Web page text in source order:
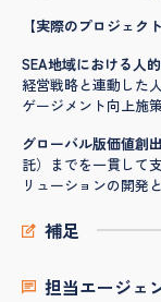
【実際のプロジェク
SEA地域における人
経営戦略と連動した
ゲージメント向上施
グローバル版価値創
託）までを一貫して
リューションの開発
補足
担当エージェ